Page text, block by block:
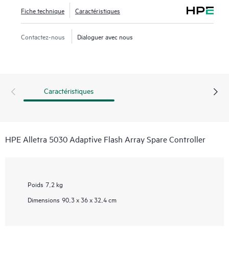
Fiche technique Caractéristiques
Contactez-nous Dialoguer avec nous
Caractéristiques
HPE Alletra 5030 Adaptive Flash Array Spare Controller
Poids 7,2 kg
Dimensions 90,3 x 36 x 32,4 cm